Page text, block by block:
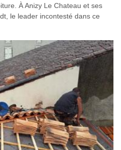
À Anizy Le Chateau et ses
le leader incontesté dans ce